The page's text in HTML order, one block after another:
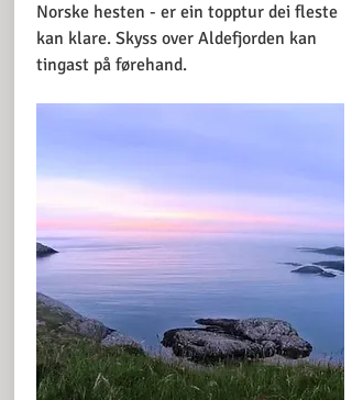
Norske hesten - er ein topptur dei fleste
kan klare. Skyss over Aldefjorden kan
tingast på førehand.